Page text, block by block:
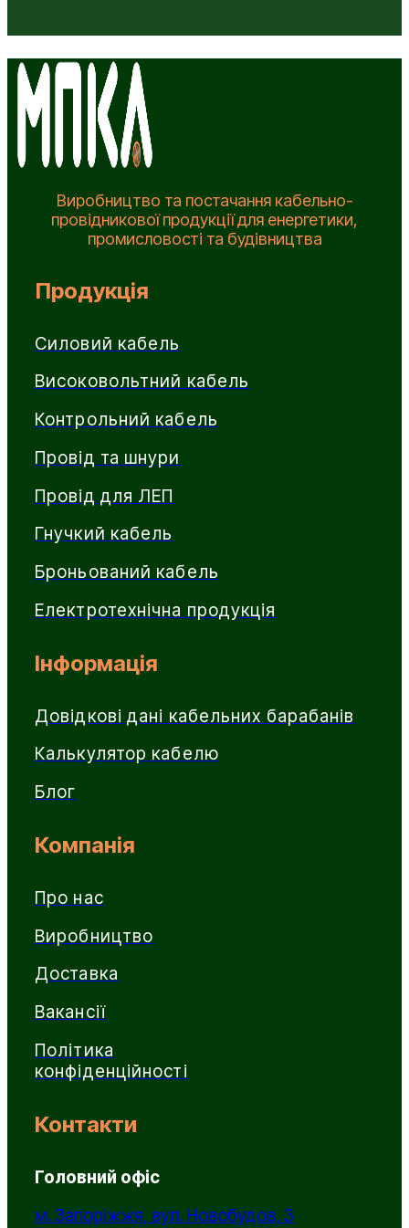
Виробництво та постачання кабельно-
провідникової продукції для енергетики,
промисловості та будівництва
Продукція
Силовий кабель
Високовольтний кабель
Контрольний кабель
Провід та шнури
Провід для ЛЕП
Гнучкий кабель
Броньований кабель
Електротехнічна продукція
Інформація
Довідкові дані кабельних барабанів
Калькулятор кабелю
Блог
Компанія
Про нас
Виробництво
Доставка
Вакансії
Політика
конфіденційності
Контакти
Головний офіс
м. Запоріжжя, вул. Новобудов, 3